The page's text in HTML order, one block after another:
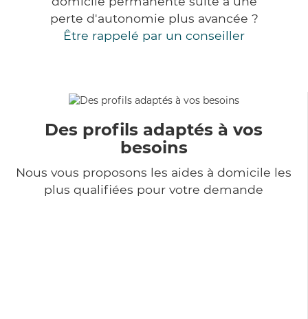
perte d'autonomie plus avancée ?
Être rappelé par un conseiller
Des profils adaptés à vos
besoins
Nous vous proposons les aides à domicile les
plus qualifiées pour votre demande